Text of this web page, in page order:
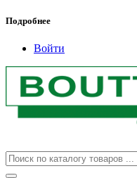
Подробнее
Войти